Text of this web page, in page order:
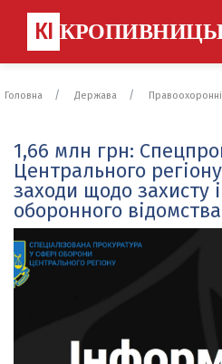
КІ
Головна Держава
1,66 млн грн:
Центрального
заходи щодо захисту
оборонного відомства